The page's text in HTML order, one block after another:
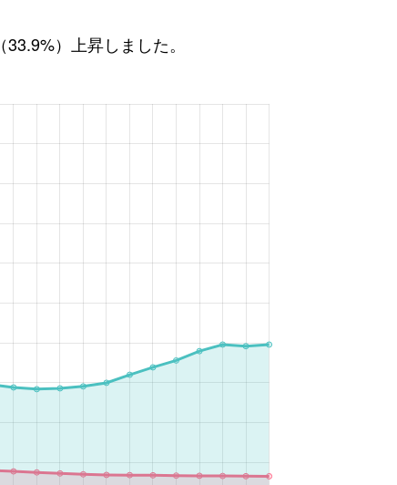
）上昇しました。